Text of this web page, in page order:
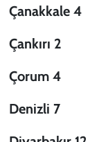
Çanakkale 4
Çankırı 2
Çorum 4
Denizli 7